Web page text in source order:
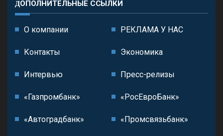
ДОПОЛНИТЕЛЬНЫЕ ССЫЛКИ
О компании РЕКЛАМА У НАС
Контакты Экономика
Интервью Пресс-релизы
«Газпромбанк» «РосЕвроБанк»
«Автоградбанк» «Промсвязьбанк»